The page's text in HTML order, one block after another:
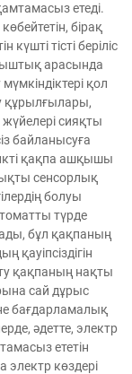
етеді.
бірақ
тісті беріліс
арасында
қол
құрылғылары,
сияқты
байланысуға
қақпа ашқышы
сенсорлық
болуы
түрде
бұл қақпаның
қақпаның нақты
сай дұрыс
бағдарламалық
әдетте, электр
ететін
көздері